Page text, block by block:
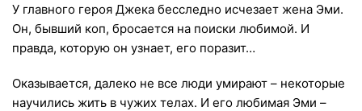
У главного героя Джека бесследно исчезает жена Эми.
Он, бывший коп, бросается на поиски любимой. И
правда, которую он узнает, его поразит…
Оказывается, далеко не все люди умирают – некоторые
научились жить в чужих телах. И его любимая Эми –